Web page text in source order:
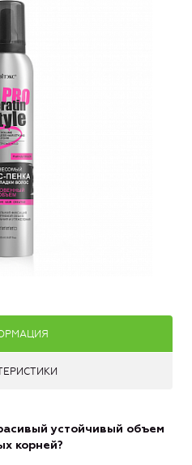
устойчивый объем
корней?